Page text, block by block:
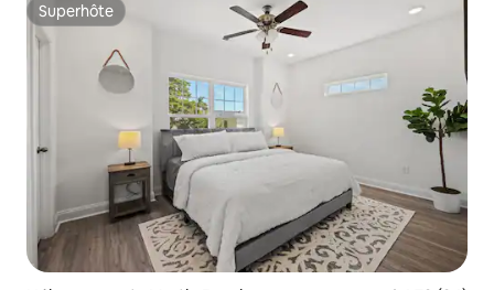
Superhôte
Superhôte